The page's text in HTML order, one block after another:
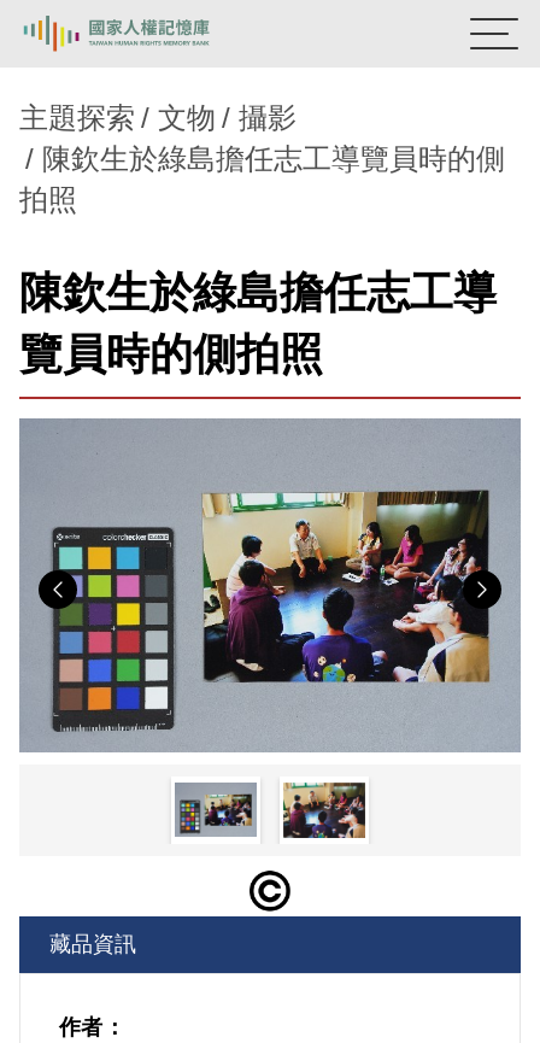
熱門關鍵字：陳孟和 李舜治 鹿窟事件
安康接待室
新生訓導處
背景知識
關於我們
意見信箱
主題探索 文物
攝影
陳欽生於綠島擔任志工導覽員時的側
拍照
陳欽生於綠島擔任志工導
覽員時的側拍照
藏品資訊
作者：